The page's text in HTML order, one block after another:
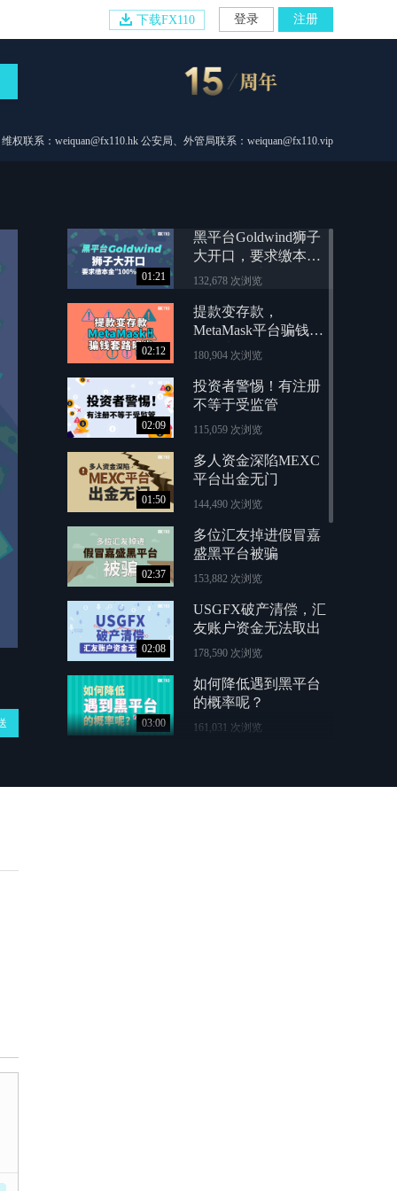
登录 注册
下载FX110
维权联系：weiquan@fx110.hk 公安局、外管局联系：weiquan@fx110.vip
01:21
黑平台Goldwind狮子
大开口，要求缴本金
“100%”解冻金
132,678 次浏览
02:12
提款变存款，
MetaMask平台骗钱套
路曝光
180,904 次浏览
02:09
投资者警惕！有注册
不等于受监管
115,059 次浏览
01:50
多人资金深陷MEXC
平台出金无门
144,490 次浏览
02:37
多位汇友掉进假冒嘉
盛黑平台被骗
153,882 次浏览
02:08
USGFX破产清偿，汇
友账户资金无法取出
178,590 次浏览
03:00
如何降低遇到黑平台
的概率呢？
161,031 次浏览